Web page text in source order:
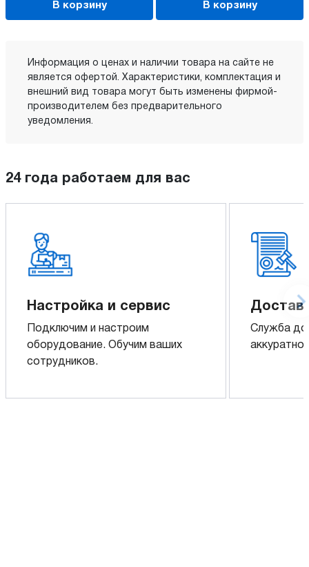
В корзину В корзину
Информация о ценах и наличии товара на сайте не
является офертой. Характеристики, комплектация и
внешний вид товара могут быть изменены фирмой-
производителем без предварительного
уведомления.
24 года работаем для вас
Настройка и сервис
Подключим и настроим
оборудование. Обучим ваших
сотрудников.
Служба
аккуратно